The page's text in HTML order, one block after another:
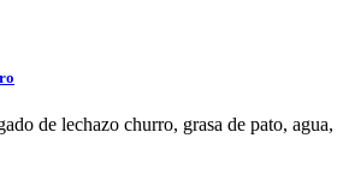
de lechazo churro, grasa de pato, agua,